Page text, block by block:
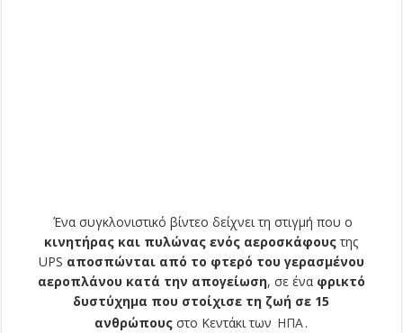
Ένα συγκλονιστικό βίντεο δείχνει τη στιγμή που ο
κινητήρας και πυλώνας ενός αεροσκάφους της
UPS αποσπώνται από το φτερό του γερασμένου
αεροπλάνου κατά την απογείωση, σε έναφρικτό
δυστύχημα που στοίχισε τη ζωή σε 15
ανθρώπους στο Κεντάκι των ΗΠΑ.